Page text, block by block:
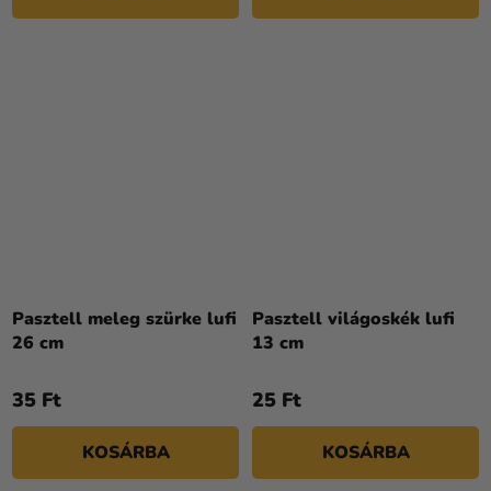
Pasztell meleg szürke lufi
26 cm
35 Ft
KOSÁRBA
Pasztell világoskék lufi
13 cm
25 Ft
KOSÁRBA